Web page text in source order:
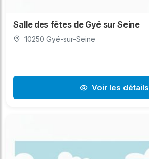
Salle des fêtes de Gyé sur Seine
10250 Gyé-sur-Seine
Voir les détails